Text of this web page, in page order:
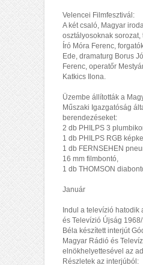
Velencei Filmfesztivál:
A két csaló, Magyar
osztályosoknak
Író Móra Ferenc,
Ede, dramaturg Borus
Ferenc, operatőr
Katkics Ilona.
Üzembe állították a
Műszaki Igazgatóság
berendezéseket:
2 db PHILPS 3
1 db PHILPS RGB
1 db FERNSEHEN
16 mm filmbontó,
1 db THOMSON
Január
Indul a televízió hatodik
és Televízió Újság
Béla készített interjút
Magyar Rádió és
elnökhelyettesével az
Részletek az interjúból: